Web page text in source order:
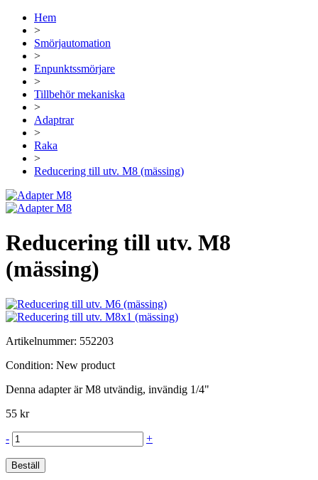
Hem
>
Smörjautomation
>
Enpunktssmörjare
>
Tillbehör mekaniska
>
Adaptrar
>
Raka
>
Reducering till utv. M8 (mässing)
Reducering till utv. M8
(mässing)
Artikelnummer: 552203
Condition: New product
Denna adapter är M8 utvändig, invändig 1/4"
55 kr
- +
Beställ